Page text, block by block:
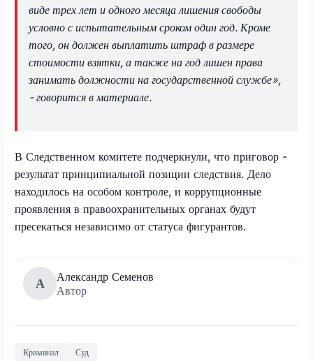
виде трех лет и одного месяца лишения свободы
условно с испытательным сроком один год. Кроме
того, он должен выплатить штраф в размере
стоимости взятки, а также на год лишен права
занимать должности на государственной службе»,
- говорится в материале.
В Следственном комитете подчеркнули, что приговор -
результат принципиальной позиции следствия. Дело
находилось на особом контроле, и коррупционные
проявления в правоохранительных органах будут
пресекаться независимо от статуса фигурантов.
А
Александр Семенов
Автор
Криминал Суд